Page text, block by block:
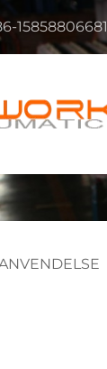
15858806681